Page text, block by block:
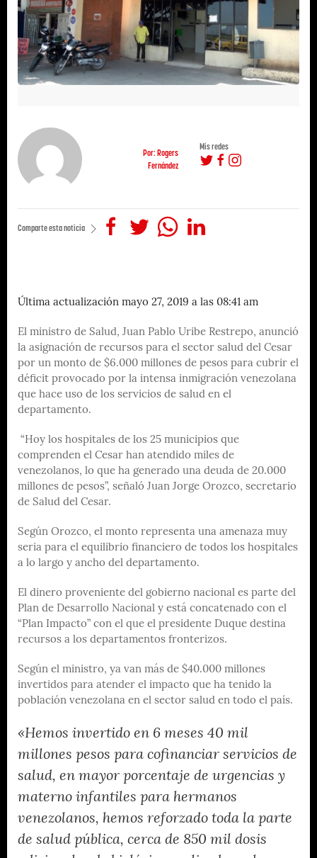
Por: Rogers
Fernández
Mis redes
Comparte esta noticia
Última actualización mayo 27, 2019 a las 08:41 am
El ministro de Salud, Juan Pablo Uribe Restrepo, anunció
la asignación de recursos para el sector salud del Cesar
por un monto de $6.000 millones de pesos para cubrir el
déficit provocado por la intensa inmigración venezolana
que hace uso de los servicios de salud en el
departamento.
“Hoy los hospitales de los 25 municipios que
comprenden el Cesar han atendido miles de
venezolanos, lo que ha generado una deuda de 20.000
millones de pesos”, señaló Juan Jorge Orozco, secretario
de Salud del Cesar.
Según Orozco, el monto representa una amenaza muy
seria para el equilibrio financiero de todos los hospitales
a lo largo y ancho del departamento.
El dinero proveniente del gobierno nacional es parte del
Plan de Desarrollo Nacional y está concatenado con el
“Plan Impacto” con el que el presidente Duque destina
recursos a los departamentos fronterizos.
Según el ministro, ya van más de $40.000 millones
invertidos para atender el impacto que ha tenido la
población venezolana en el sector salud en todo el país.
«Hemos invertido en 6 meses 40 mil
millones pesos para cofinanciar servicios de
salud, en mayor porcentaje de urgencias y
materno infantiles para hermanos
venezolanos, hemos reforzado toda la parte
de salud pública, cerca de 850 mil dosis